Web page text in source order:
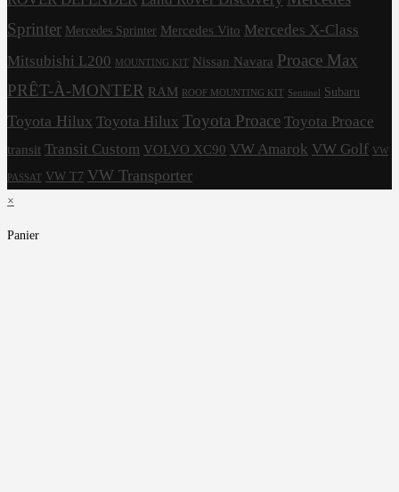
Sprinter Mercedes Sprinter Mercedes Vito Mercedes X-Class
Mitsubishi L200
MOUNTING KIT Nissan Navara Proace Max
PRÊT-À-MONTER RAM ROOF MOUNTING KIT Sentinel Subaru
Toyota Hilux Toyota Hilux Toyota Proace Toyota Proace
transit Transit Custom VOLVO XC90 VW Amarok VW Golf VW
PASSAT VW T7 VW Transporter
×
Panier